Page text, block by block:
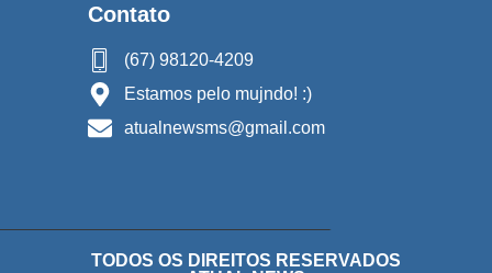
Contato
(67) 98120-4209
Estamos pelo mujndo! :)
atualnewsms@gmail.com
TODOS OS DIREITOS RESERVADOS